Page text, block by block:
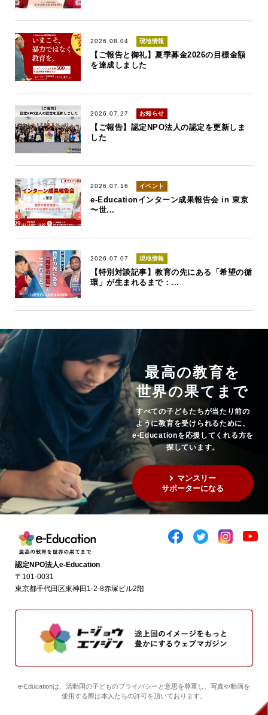
2026.08.04 現地情報
【ご報告と御礼】夏季募金2026の目標金額
を達成しました
2026.07.27 お知らせ
【ご報告】認定NPO法人の認定を更新しま
した
2026.07.16 イベント
e-Educationインターン成果報告会 in 東京
〜世...
2026.07.07 現地情報
【特別対談記事】教育の先にある「希望の循
環」が生まれるまで：...
最高の教育を
世界の果てまで
すべての子どもたちが当たり前の
ように教育を受けられるために、
e-Educationを応援してくれる方を
探しています。
マンスリー
サポーターになる
認定NPO法人e-Education
〒101-0031
東京都千代田区東神田1-2-8赤塚ビル2階
e-Educationは、活動国の子どものプライバシーと意思を尊重し、写真や動画を
使用する際は本人たちの許可を頂いております。